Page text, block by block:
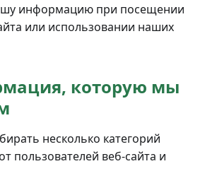
информацию при посещении
или использовании наших
которую мы
несколько категорий
пользователей веб-сайта и